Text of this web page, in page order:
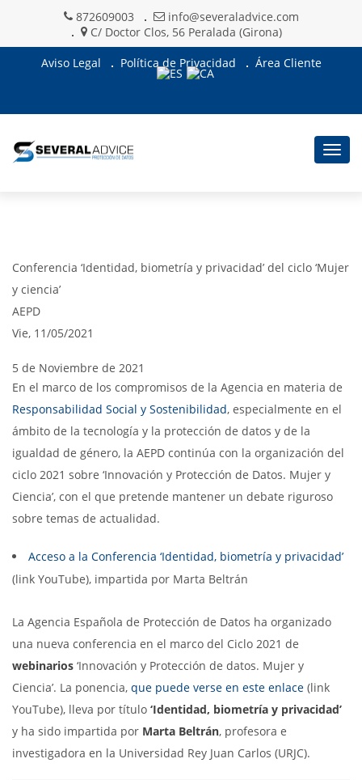
872609003
info@severaladvice.com
C/ Doctor Clos, 56 Peralada (Girona)
Aviso Legal
Política de Privacidad Área Cliente
Conferencia ‘Identidad, biometría y privacidad’ del ciclo ‘Mujer
y ciencia’
AEPD
Vie, 11/05/2021
5 de Noviembre de 2021
En el marco de los compromisos de la Agencia en materia de
Responsabilidad Social y Sostenibilidad, especialmente en el
ámbito de la tecnología y la protección de datos y de la
igualdad de género, la AEPD continúa con la organización del
ciclo 2021 sobre ‘Innovación y Protección de Datos. Mujer y
Ciencia’, con el que pretende mantener un debate riguroso
sobre temas de actualidad.
Acceso a la Conferencia ‘Identidad, biometría y privacidad’
(link YouTube), impartida por Marta Beltrán
La Agencia Española de Protección de Datos ha organizado
una nueva conferencia en el marco del Ciclo 2021 de
webinarios ‘Innovación y Protección de datos. Mujer y
Ciencia’. La ponencia, que puede verse en este enlace (link
YouTube), lleva por título ‘Identidad, biometría y privacidad’
y ha sido impartida por Marta Beltrán, profesora e
investigadora en la Universidad Rey Juan Carlos (URJC).